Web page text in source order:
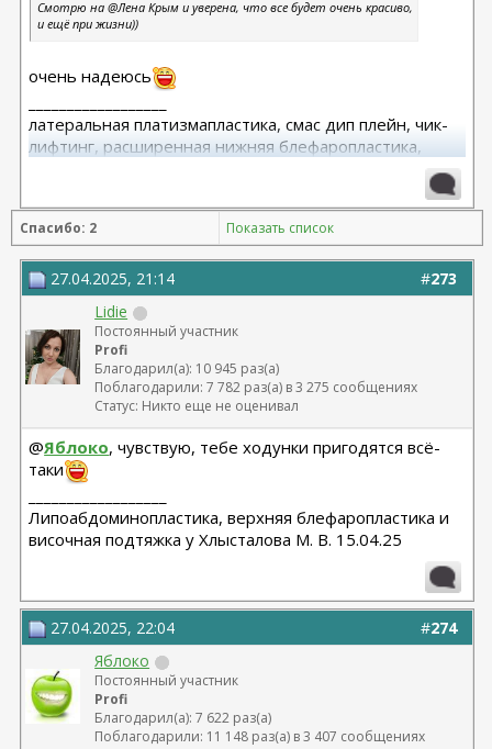
Смотрю на @Лена Крым и уверена, что все будет очень красиво,
и ещё при жизни))
очень надеюсь
латеральная платизмапластика, смас дип плейн, чик-
лифтинг, расширенная нижняя блефаропластика,
височный лифтинг 04.25 Тегай Р.А. риносептопластика
Спасибо: 2 Показать список
#273
27.04.2025, 21:14
Lidie
Постоянный участник
Profi
Благодарил(а): 10 945 раз(а)
Поблагодарили: 7 782 раз(а) в 3 275 сообщениях
Статус: Никто еще не оценивал
@Яблоко, чувствую, тебе ходунки пригодятся всё-
таки
Липоабдоминопластика, верхняя блефаропластика и
височная подтяжка у Хлысталова М. В. 15.04.25
#274
27.04.2025, 22:04
Яблоко
Постоянный участник
Profi
Благодарил(а): 7 622 раз(а)
Поблагодарили: 11 148 раз(а) в 3 407 сообщениях